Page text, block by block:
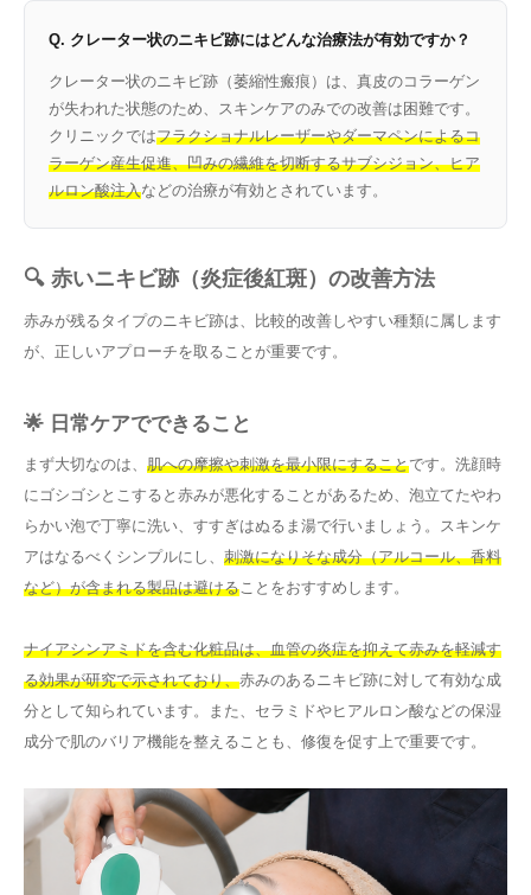
Q. クレーター状のニキビ跡にはどんな治療法が有効ですか？
クレーター状のニキビ跡（萎縮性瘢痕）は、真皮のコラーゲン
が失われた状態のため、スキンケアのみでの改善は困難です。
クリニックではフラクショナルレーザーやダーマペンによるコ
ラーゲン産生促進、凹みの繊維を切断するサブシジョン、ヒア
ルロン酸注入などの治療が有効とされています。
🔍 赤いニキビ跡（炎症後紅斑）の改善方法
赤みが残るタイプのニキビ跡は、比較的改善しやすい種類に属します
が、正しいアプローチを取ることが重要です。
🌟 日常ケアでできること
まず大切なのは、 肌への摩擦や刺激を最小限にすることです。洗顔時
にゴシゴシとこすると赤みが悪化することがあるため、泡立てたやわ
らかい泡で丁寧に洗い、すすぎはぬるま湯で行いましょう。スキンケ
アはなるべくシンプルにし、 刺激になりそな成分（アルコール、香料
など）が含まれる製品は避ける ことをおすすめします。
ナイアシンアミドを含む化粧品は、血管の炎症を抑えて赤みを軽減す
る効果が研究で示されており、赤みのあるニキビ跡に対して有効な成
分として知られています。また、セラミドやヒアルロン酸などの保湿
成分で肌のバリア機能を整えることも、修復を促す上で重要です。